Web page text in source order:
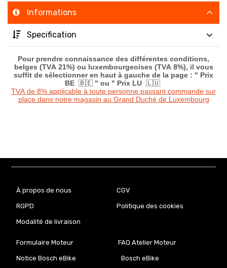
Informations
Specification
Pour prendre connaissance des différentes conditions,
belges (TVA 21%) ou luxembourgeoises (TVA 8%), il vous
suffit de sélectionner en haut à gauche de la page : " Prix
BE 🇧🇪 " ou " Prix LU 🇱🇺
TVA de 8% applicable à toute personne passant commande sur
place dans notre magasin au Grand Duché de Luxembourg
À propos de nous CGV
RGPD Politique des cookies
Modalité de livraison
Formulaire Moteur FAQ Atelier Moteur
Notice Bosch eBike Bosch eBike